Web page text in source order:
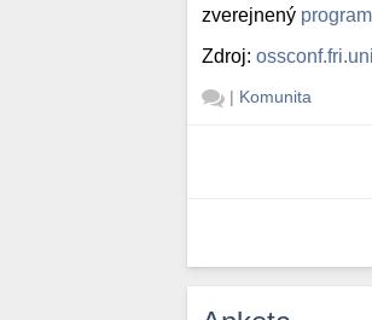
zverejnený
Zdroj:
| Komunita